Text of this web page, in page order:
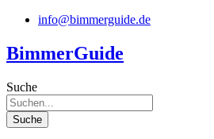
Zum
springen
info@bimmerguide.de
BimmerGuide
Suche
Suche